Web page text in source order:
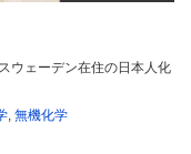
ウェーデン在住の日本人化
, 無機化学